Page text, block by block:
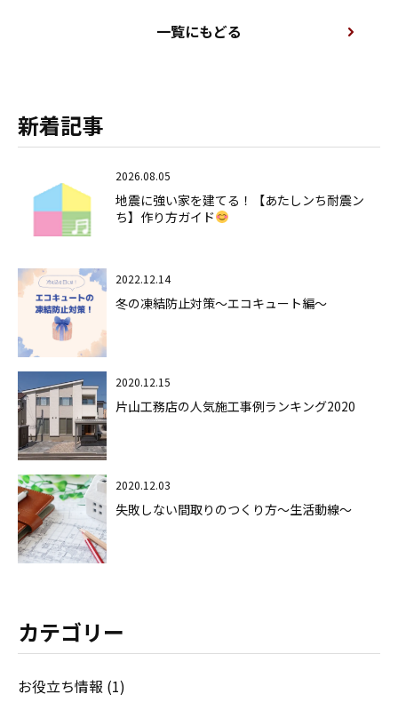
一覧にもどる
新着記事
2026.08.05
地震に強い家を建てる！【あたしンち耐震ン
ち】作り方ガイド
2022.12.14
冬の凍結防止対策～エコキュート編～
2020.12.15
片山工務店の人気施工事例ランキング2020
2020.12.03
失敗しない間取りのつくり方～生活動線～
カテゴリー
お役立ち情報 (1)